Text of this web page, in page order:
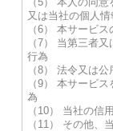
又は当社の個人
（6） 本サービ
（7） 当第三者
行為
（8） 法令又は
（9） 本サービ
為
（10） 当社の信
（11） その他、